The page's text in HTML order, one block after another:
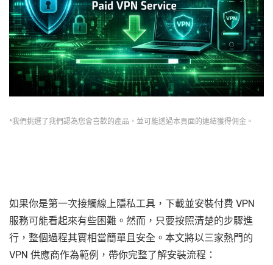
*我們挑選了我們認為您會喜歡的產品，並可能透過本頁面的連結獲得佣金。
如果你是第一次接觸線上隱私工具，下載並安裝付費 VPN
服務可能看起來有些困難。然而，只要按照清楚的步驟進
行，整個過程其實相當簡單且安全。本文將以三家熱門的
VPN 供應商作為範例，帶你完整了解安裝流程：